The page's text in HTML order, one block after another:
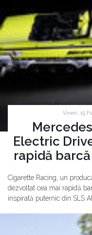
Vineri, 15
Electric
rapidă
Cigarette Racing, un
dezvoltat cea mai rapidă
inspirată puternic din SLS